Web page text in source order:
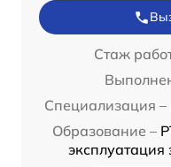
Стаж
Специализация –
Образование –
эксплуатация